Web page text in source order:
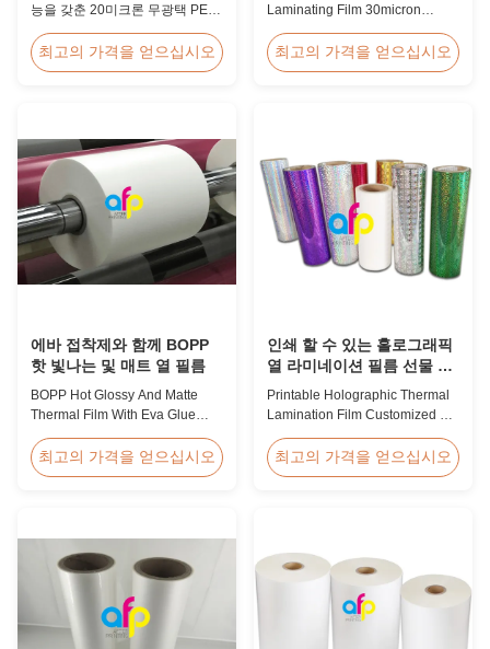
능을 갖춘 20미크론 무광택 PET
분 속도의 유연한 포장 라미네이
션에 적합합니다.
최고의 가격을 얻으십시오
Laminating Film 30micron
Consumption Fingerprint Free
Soft Touch Matte Laminating
engineered for luxury packaging
applications. ...
최고의 가격을 얻으십시오
에바 접착제와 함께 BOPP
핫 빛나는 및 매트 열 필름
BOPP Hot Glossy And Matte
Thermal Film With Eva Glue
pollution-free thermal film
featuring high transparency,
defects, and easy tear-off
characteristics. This product is
최고의 가격을 얻으십시오
인쇄 할 수 있는 홀로그래픽
열 라미네이션 필름 선물 포
장 용품
Printable Holographic Thermal
Lamination Film Customized For
Holographic Thermal
Lamination Film for Gift
broad selection of designs
specifically for gift wrapping
applications. Laser ...
최고의 가격을 얻으십시오